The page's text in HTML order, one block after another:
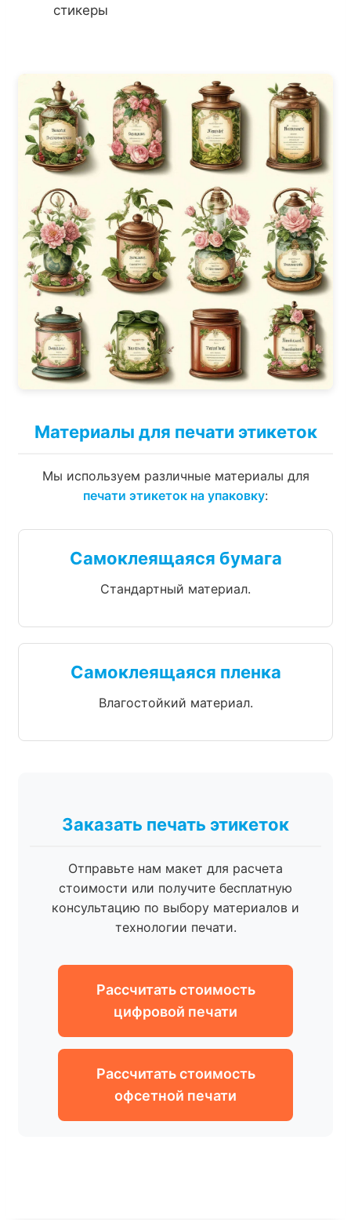
стикеры
Материалы для печати этикеток
Мы используем различные материалы для
печати этикеток на упаковку:
Самоклеящаяся бумага
Стандартный материал.
Самоклеящаяся пленка
Влагостойкий материал.
Заказать печать этикеток
Отправьте нам макет для расчета
стоимости или получите бесплатную
консультацию по выбору материалов и
технологии печати.
Рассчитать стоимость
цифровой печати
Рассчитать стоимость
офсетной печати